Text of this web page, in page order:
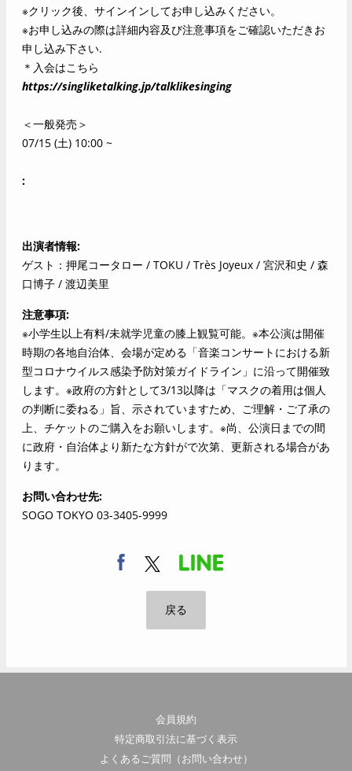
※クリック後、サインインしてお申し込みください。
※お申し込みの際は詳細内容及び注意事項をご確認いただきお
申し込み下さい.
＊入会はこちら
https://singliketalking.jp/talklikesinging
＜一般発売＞
07/15 (土) 10:00 ~
出演者情報
ゲスト：押尾コータロー / TOKU / Très Joyeux / 宮沢和史 / 森
口博子 / 渡辺美里
注意事項
※小学生以上有料/未就学児童の膝上観覧可能。※本公演は開催
時期の各地自治体、会場が定める「音楽コンサートにおける新
型コロナウイルス感染予防対策ガイドライン」に沿って開催致
します。※政府の方針として3/13以降は「マスクの着用は個人
の判断に委ねる」旨、示されていますため、ご理解・ご了承の
上、チケットのご購入をお願いします。※尚、公演日までの間
に政府・自治体より新たな方針がで次第、更新される場合があ
ります。
お問い合わせ先
SOGO TOKYO 03-3405-9999
戻る
会員規約
特定商取引法に基づく表示
よくあるご質問（お問い合わせ）